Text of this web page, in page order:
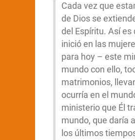
Cada vez que
de Dios se
del Espíritu. Así
inició en las
para hoy – este
mundo con ello,
matrimonios,
ocurría en el
ministerio que Él
mundo, que daría
los últimos